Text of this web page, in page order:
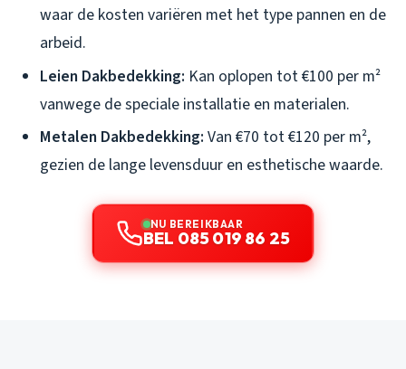
waar de kosten variëren met het type pannen en de
arbeid.
Leien Dakbedekking: Kan oplopen tot €100 per m²
vanwege de speciale installatie en materialen.
Metalen Dakbedekking: Van €70 tot €120 per m²,
gezien de lange levensduur en esthetische waarde.
NU BEREIKBAAR
BEL 085 019 86 25